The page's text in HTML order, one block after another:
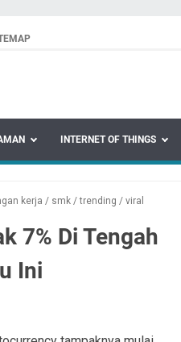
INTERNET OF THINGS
kerja / smk /trending / viral
7% Di Tengah
Ini